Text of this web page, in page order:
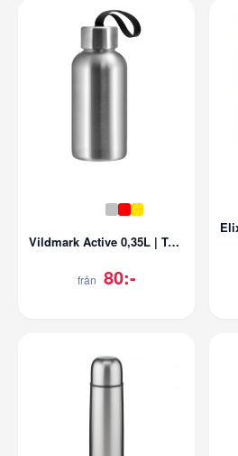
Vildmark Active 0,35L | Textilrem
från 80:-